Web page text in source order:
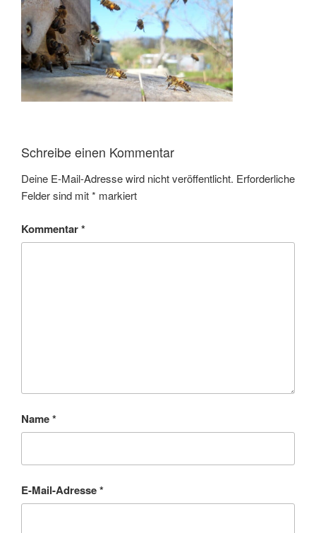
Schreibe einen Kommentar
Deine E-Mail-Adresse wird nicht veröffentlicht. Erforderliche
Felder sind mit* markiert
Kommentar*
Name*
E-Mail-Adresse*